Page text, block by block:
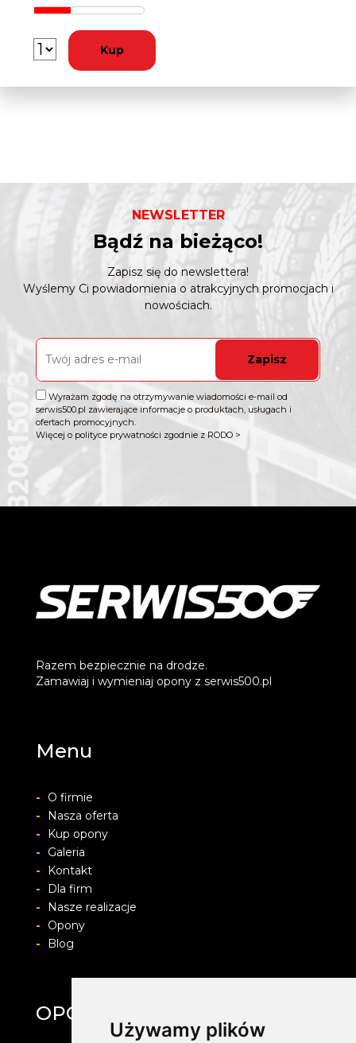
Używamy plików
Kup
NEWSLETTER
Bądź na bieżąco!
Zapisz się do newslettera!
Wyślemy Ci powiadomienia o atrakcyjnych promocjach i
nowościach.
Zapisz
Wyrażam zgodę na otrzymywanie wiadomości e-mail od
serwis500.pl zawierające informacje o produktach, usługach i
ofertach promocyjnych.
Więcej o polityce prywatności zgodnie z RODO >
Razem bezpiecznie na drodze.
Zamawiaj i wymieniaj opony z serwis500.pl
Menu
-
O firmie
-
Nasza oferta
-
Kup opony
-
Galeria
-
Kontakt
-
Dla firm
-
Nasze realizacje
-
Opony
-
Blog
OPONYFELGIALU.PL